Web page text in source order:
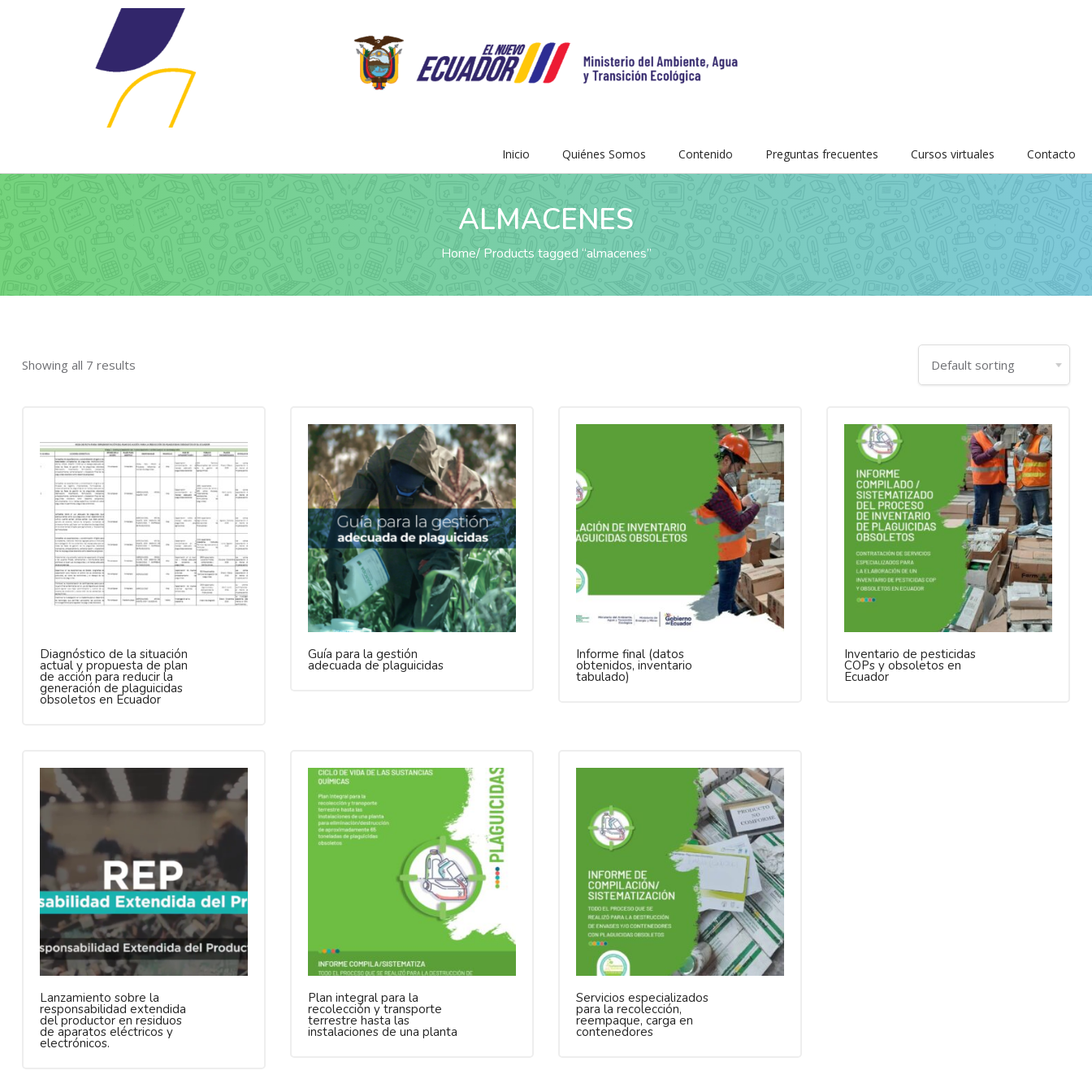
Inicio Quiénes Somos Contenido Preguntas frecuentes Cursos virtuales Contacto
ALMACENES
Home Products tagged “almacenes”
Showing all 7 results
Diagnóstico de la situación
actual y propuesta de plan
de acción para reducir la
generación de plaguicidas
obsoletos en Ecuador
Guía para la gestión
adecuada de plaguicidas
Informe final (datos
obtenidos, inventario
tabulado)
Inventario de pesticidas
COPs y obsoletos en
Ecuador
Lanzamiento sobre la
responsabilidad extendida
del productor en residuos
de aparatos eléctricos y
electrónicos.
Plan integral para la
recolección y transporte
terrestre hasta las
instalaciones de una planta
Servicios especializados
para la recolección,
reempaque, carga en
contenedores